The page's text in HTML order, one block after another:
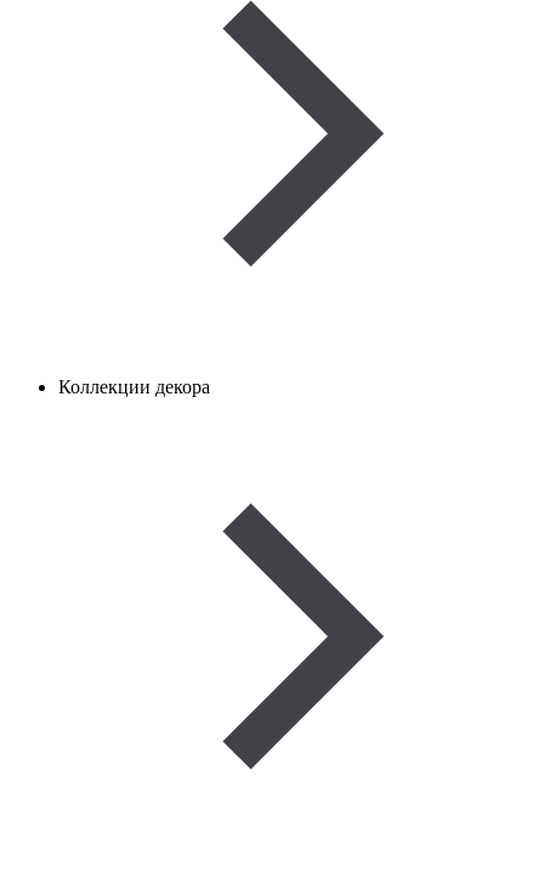
Коллекции декора